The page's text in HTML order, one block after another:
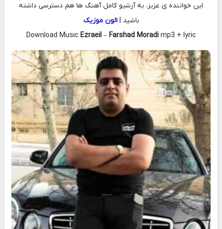
این خواننده ی عزیز، به آرشیو کامل آهنگ ها هم دسترسی داشته
باشید |الون موزیک
Download Music Ezraeil – Farshad Moradi mp3 + lyric